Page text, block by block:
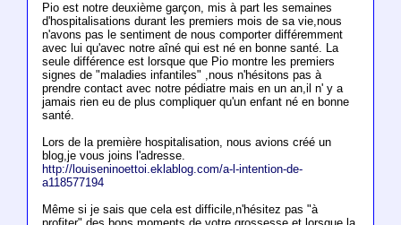
Pio est notre deuxième garçon, mis à part les semaines
d'hospitalisations durant les premiers mois de sa vie,nous
n'avons pas le sentiment de nous comporter différemment
avec lui qu'avec notre aîné qui est né en bonne santé. La
seule différence est lorsque que Pio montre les premiers
signes de "maladies infantiles" ,nous n'hésitons pas à
prendre contact avec notre pédiatre mais en un an,il n' y a
jamais rien eu de plus compliquer qu'un enfant né en bonne
santé.
Lors de la première hospitalisation, nous avions créé un
blog,je vous joins l'adresse.
http://louiseninoettoi.eklablog.com/a-l-intention-de-
a118577194
Même si je sais que cela est difficile,n'hésitez pas "à